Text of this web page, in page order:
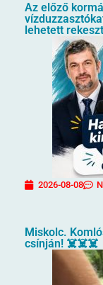
Az előző
lehetett
2026-08-08
Miskolc.
csínján! ☠️☠️☠️